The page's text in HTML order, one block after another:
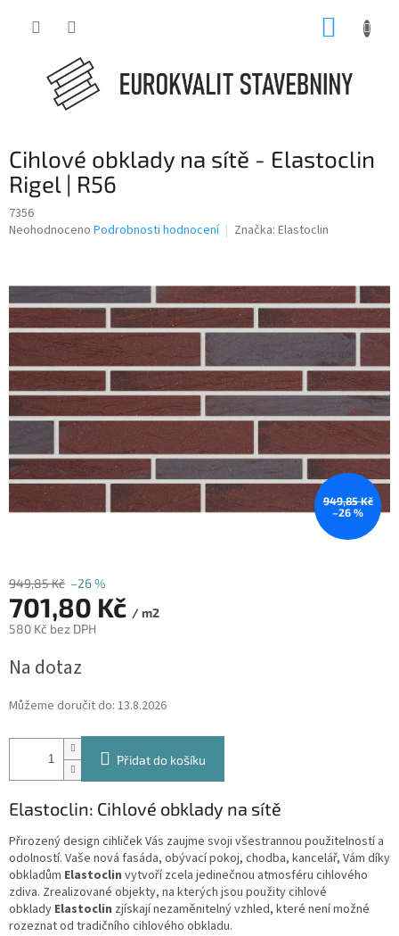
Cihlové obklady na sítě - Elastoclin
Rigel | R56
7356
Průměrné
0,0
z
5
hvězdiček.
Neohodnoceno Podrobnosti hodnocení Značka: Elastoclin
949,85 Kč
–26 %
949,85 Kč –26 %
701,80 Kč / m2
580 Kč bez DPH
cena:
Na dotaz
Můžeme doručit do: 13.8.2026
Přidat do košíku
Elastoclin: Cihlové obklady na sítě
Přirozený design cihliček Vás zaujme svoji všestrannou použitelností a
odolností. Vaše nová fasáda, obývací pokoj, chodba, kancelář, Vám díky
obkladům Elastoclin vytvoří zcela jedinečnou atmosféru cihlového
zdiva. Zrealizované objekty, na kterých jsou použity cihlové
obklady Elastoclin zjískají nezaměnitelný vzhled, které není možné
rozeznat od tradičního cihlového obkladu.